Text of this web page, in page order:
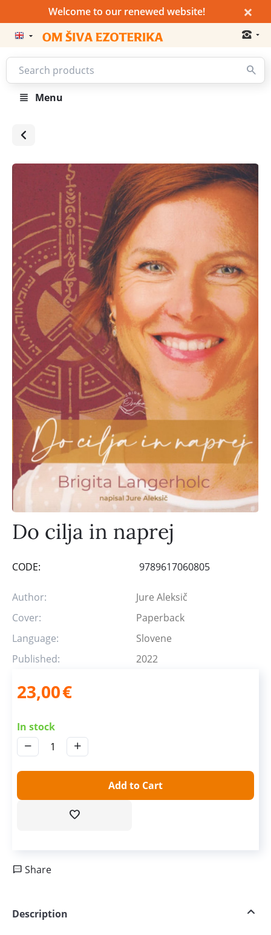
Welcome to our renewed website! ×
Menu
Do cilja in naprej
CODE: 9789617060805
Author:
Jure Aleksič
Cover:
Paperback
Language:
Slovene
Published:
2022
23,00€
In stock
+
−
Add to Cart
Share
Description